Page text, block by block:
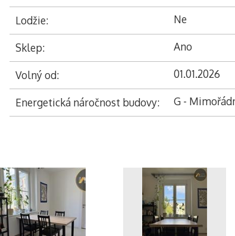
Lodžie: Ne
Sklep: Ano
Volný od: 01.01.2026
Energetická náročnost budovy: G -